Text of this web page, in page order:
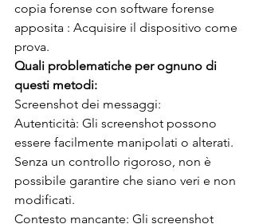
copia forense con software forense
apposita : Acquisire il dispositivo come
prova.
Quali problematiche per ognuno di
questi metodi:
Screenshot dei messaggi:
Autenticità: Gli screenshot possono
essere facilmente manipolati o alterati.
Senza un controllo rigoroso, non è
possibile garantire che siano veri e non
modificati.
Contesto mancante: Gli screenshot